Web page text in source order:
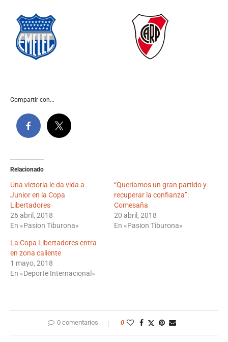
Compartir con...
Relacionado
Una victoria le da vida a
Junior en la Copa
Libertadores
26 abril, 2018
En «Pasion Tiburona»
“Queríamos un gran partido y
recuperar la confianza”:
Comesaña
20 abril, 2018
En «Pasion Tiburona»
La Copa Libertadores entra
en zona caliente
1 mayo, 2018
En «Deporte Internacional»
0 comentarios 0